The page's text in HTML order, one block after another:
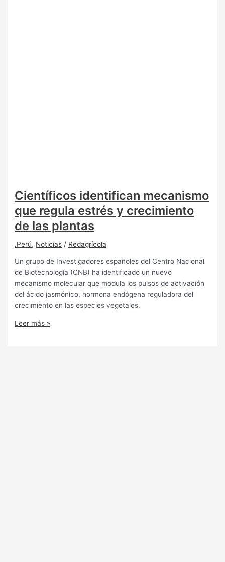
Científicos identifican mecanismo
que regula estrés y crecimiento
de las plantas
.Perú, Noticias / Redagrícola
Un grupo de Investigadores españoles del Centro Nacional
de Biotecnología (CNB) ha identificado un nuevo
mecanismo molecular que modula los pulsos de activación
del ácido jasmónico, hormona endógena reguladora del
crecimiento en las especies vegetales.
Leer más »